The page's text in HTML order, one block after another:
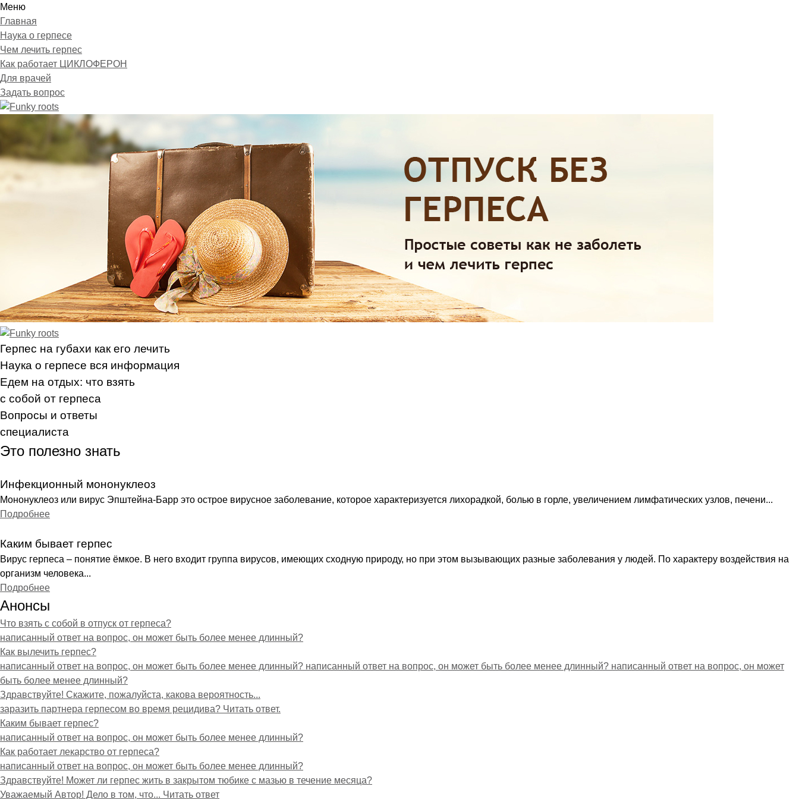
Меню
Главная
Наука о герпесе
Чем лечить герпес
Как работает ЦИКЛОФЕРОН
Для врачей
Задать вопрос
Герпес на губахи как его лечить
Наука о герпесе вся информация
Едем на отдых: что взять
c собой от герпеса
Вопросы и ответы
специалиста
Это полезно знать
Инфекционный мононуклеоз
Мононуклеоз или вирус Эпштейна-Барр это острое вирусное заболевание, которое характеризуется лихорадкой, болью в горле, увеличением лимфатических узлов, печени...
Подробнее
Каким бывает герпес
Вирус герпеса – понятие ёмкое. В него входит группа вирусов, имеющих сходную природу, но при этом вызывающих разные заболевания у людей. По характеру воздействия на
организм человека...
Подробнее
Анонсы
Что взять с собой в отпуск от герпеса?
написанный ответ на вопрос, он может быть более менее длинный?
Как вылечить герпес?
написанный ответ на вопрос, он может быть более менее длинный? написанный ответ на вопрос, он может быть более менее длинный? написанный ответ на вопрос, он может
быть более менее длинный?
Здравствуйте! Скажите, пожалуйста, какова вероятность...
заразить партнера герпесом во время рецидива? Читать ответ.
Каким бывает герпес?
написанный ответ на вопрос, он может быть более менее длинный?
Как работает лекарство от герпеса?
написанный ответ на вопрос, он может быть более менее длинный?
Здравствуйте! Может ли герпес жить в закрытом тюбике с мазью в течение месяца?
Уважаемый Автор! Дело в том, что... Читать ответ